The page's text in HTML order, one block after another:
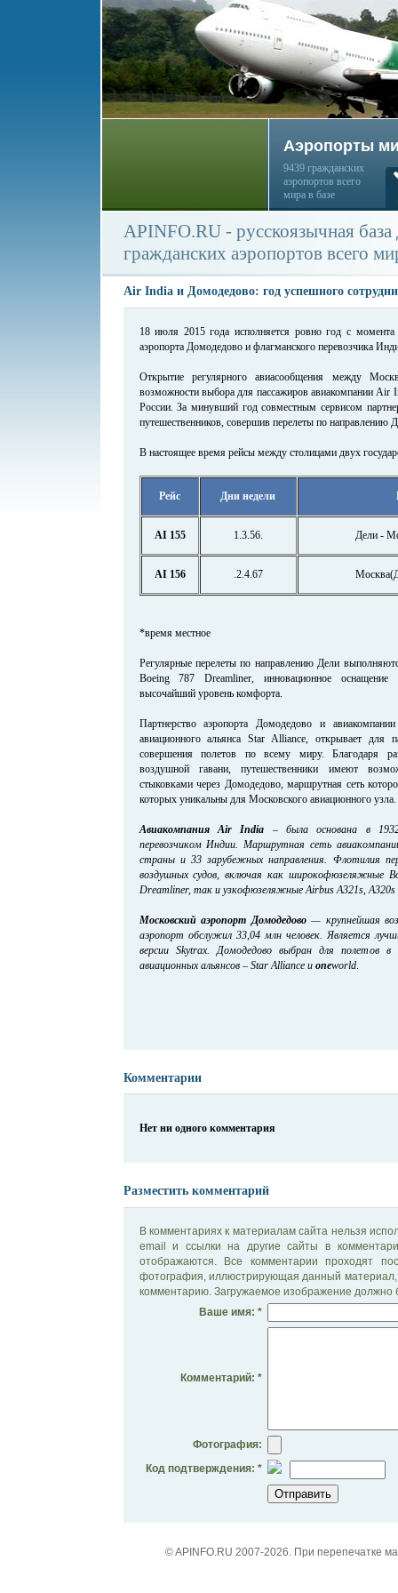
Аэропорты
9439 гражданских
аэропортов всего
мира в базе
APINFO.RU - русскоязычная
гражданских аэропортов всего
Air India и Домодедово: год успешного
18 июля 2015 года исполняется ровно год с момента
аэропорта Домодедово и флагманского перевозчика
Открытие регулярного авиасообщения между
возможности выбора для пассажиров авиакомпании Air
России. За минувший год совместным сервисом
путешественников, совершив перелеты по
В настоящее время рейсы между столицами двух
Рейс Дни недели
AI 155 1.3.56. Дели -
AI 156 .2.4.67
*время местное
Регулярные перелеты по направлению Дели
Boeing 787 Dreamliner, инновационное оснащение
высочайший уровень комфорта.
Партнерство аэропорта Домодедово и
авиационного альянса Star Alliance, открывает для
совершения полетов по всему миру. Благодаря
воздушной гавани, путешественники имеют
стыковками через Домодедово, маршрутная сеть
которых уникальны для Московского авиационного узла.
Авиакомпания Air India – была основана в
перевозчиком Индии. Маршрутная сеть
страны и 33 зарубежных направления. Флотилия
воздушных судов, включая как широкофюзеляжные
Dreamliner, так и узкофюзеляжные Airbus A321s, A320s
Московский аэропорт Домодедово— крупнейшая
аэропорт обслужил 33,04 млн человек. Является
версии Skytrax. Домодедово выбран для полетов
авиационных альянсов – Star Alliance и oneworld.
Комментарии
Нет ни одного комментария
Разместить комментарий
В комментариях к материалам сайта нельзя
email и ссылки на другие сайты в
отображаются. Все комментарии проходят
фотография, иллюстрирующая данный материал,
комментарию. Загружаемое изображение должно
Ваше имя: *
Комментарий: *
Фотография:
Код подтверждения: *
© APINFO.RU 2007-2026. При перепечатке